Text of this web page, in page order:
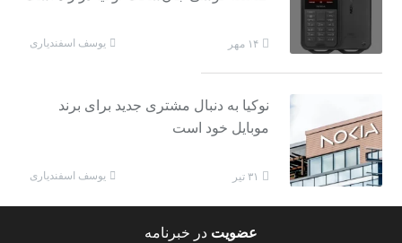
۱۴ مهر یوسف اسفندیاری
نوکیا به دنبال مشتری جدید برای برند
موبایل خود است
۳۱ تیر یوسف اسفندیاری
عضویت در خبرنامه